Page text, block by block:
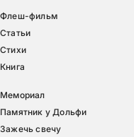
Флеш-фильм
Статьи
Стихи
Книга
Мемориал
Памятник у Дольфи
Зажечь свечу